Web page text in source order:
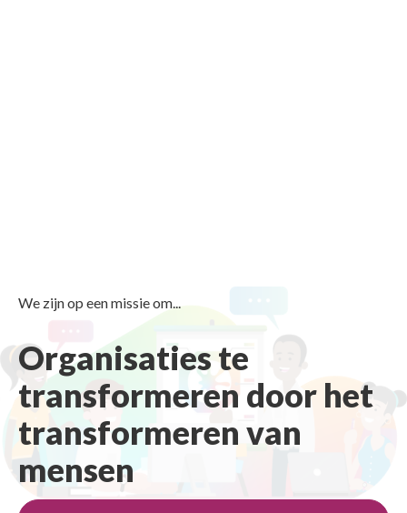
We zijn op een missie om...
Organisaties te
transformeren door het
transformeren van
mensen